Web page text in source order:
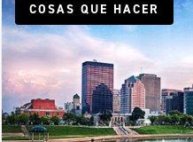
COSAS QUE HACER